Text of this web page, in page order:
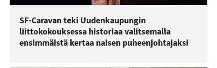
SF-Caravan teki Uudenkaupungin
liittokokouksessa historiaa valitsemalla
ensimmäistä kertaa naisen puheenjohtajaksi